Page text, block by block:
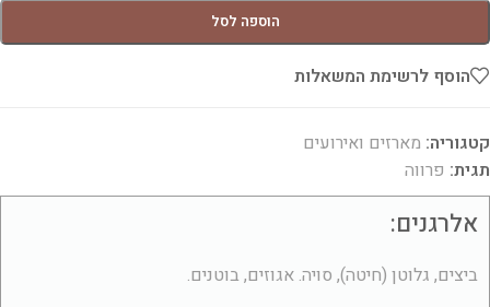
הוספה לסל
הוסף לרשימת המשאלות
קטגוריה: מארזים ואירועים
תגית: פרווה
אלרגנים:
ביצים, גלוטן (חיטה), סויה. אגוזים, בוטנים.